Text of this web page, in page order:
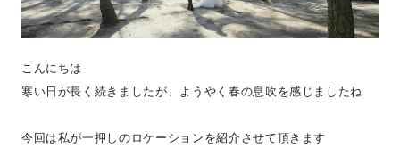
こんにちは
寒い日が長く続きましたが、ようやく春の息吹を感じましたね
今回は私が一押しのロケーションを紹介させて頂きます